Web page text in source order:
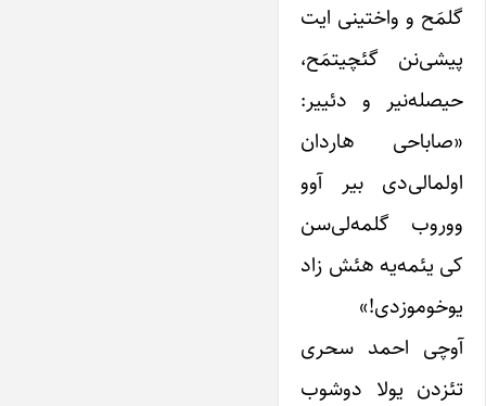
گلمَح و واختینی ایت
پیشی‌نن گئچیتمَح،
حیصله‌نیر و دئییر:
«صاباحی هاردان
اولمالی‌دی بیر آوو
ووروب گلمه‌لی‌سن
کی یئمه‌یه هئش زاد
یوخوموزدی!»
آوچی احمد سحری
تئزدن یولا دوشوب